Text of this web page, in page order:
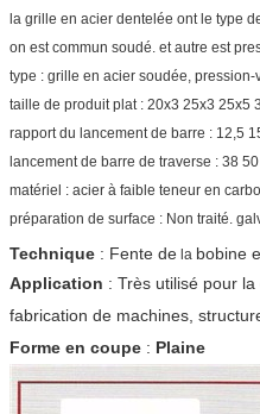
la grille en acier dentelée ont le type
on est commun soudé. et autre est
type : grille en acier soudée,
taille de produit plat : 20x3 25x3 25x5
rapport du lancement de barre : 12,5
lancement de barre de traverse : 38
matériel : acier à faible teneur en
préparation de surface : Non traité.
Technique : Fente de la bobine
Application : Très utilisé pour la
fabrication de machines,
Forme en coupe : Plaine